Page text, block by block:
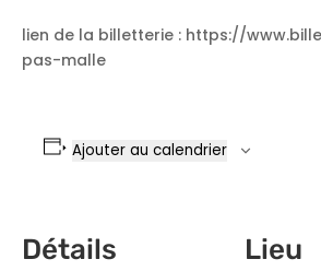
lien de la billetterie : https://
pas-malle
Ajouter au calendrier
Détails Lieu